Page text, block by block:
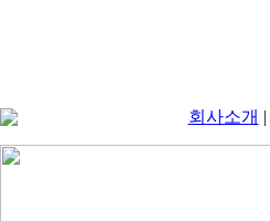
회사소개 |